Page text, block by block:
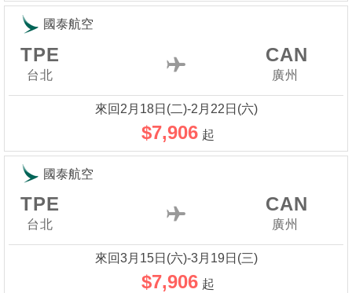
國泰航空
TPE
台北
CAN
廣州
來回2月18日(二)-2月22日(六)
$7,906 起
國泰航空
TPE
台北
CAN
廣州
來回3月15日(六)-3月19日(三)
$7,906 起